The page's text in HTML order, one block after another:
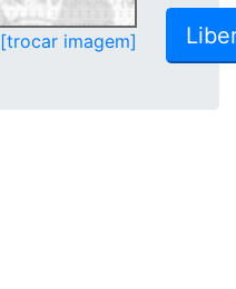
[trocar imagem]